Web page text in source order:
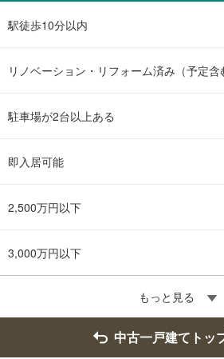
駅徒歩10分以内
リノベーション・リフォーム済み（予定含
駐車場が2台以上ある
即入居可能
2,500万円以下
3,000万円以下
もっと見る
中古一戸建てトッ